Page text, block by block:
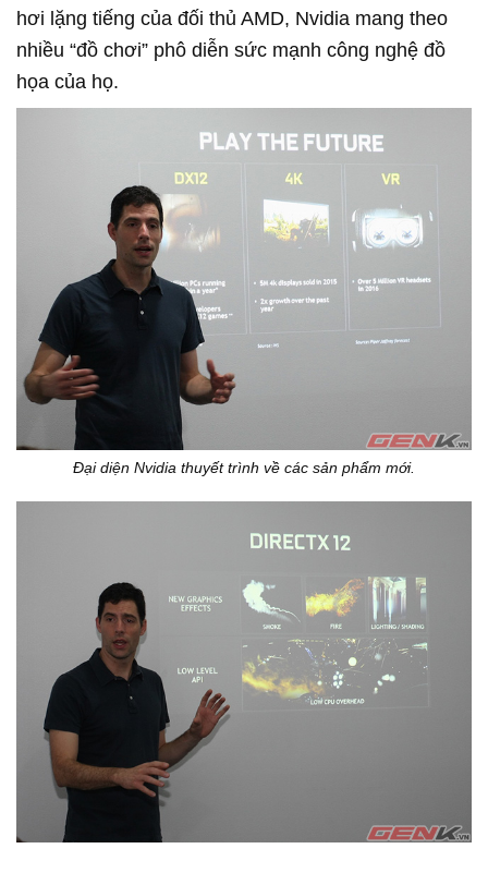
hơi lặng tiếng của đối thủ AMD, Nvidia mang theo
nhiều “đồ chơi” phô diễn sức mạnh công nghệ đồ
họa của họ.
Đại diện Nvidia thuyết trình về các sản phẩm mới.